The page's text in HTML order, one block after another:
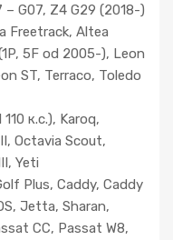
G07, Z4 G29 (2018-)
Freetrack, Altea
5F od 2005-), Leon
ST, Terraco, Toledo
к.с.), Karoq,
Octavia Scout,
Yeti
Plus, Caddy, Caddy
Jetta, Sharan,
CC, Passat W8,